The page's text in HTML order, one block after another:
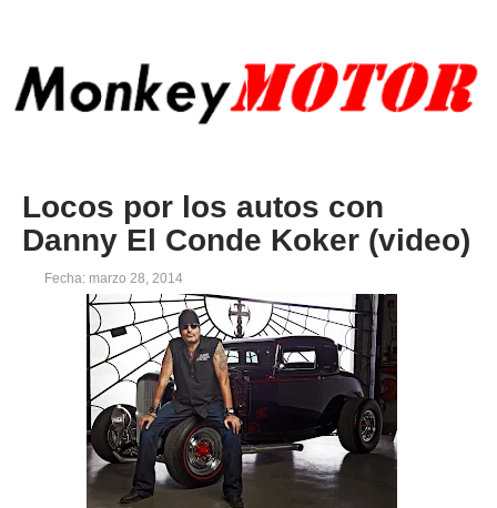
Locos por los autos con
Danny El Conde Koker (video)
Fecha: marzo 28, 2014